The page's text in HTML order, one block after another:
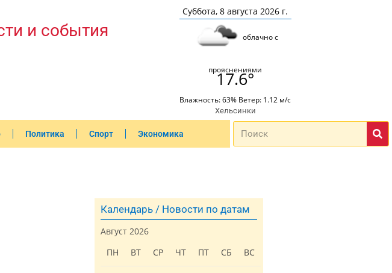
и события
Суббота, 8 августа 2026 г.
облачно с
прояснениями
17.6°
Влажность: 63% Ветер: 1.12 м/с
Хельсинки
Политика Спорт Экономика
Календарь / Новости по датам
Август 2026
ПН
ВТ СР ЧТ ПТ СБ ВС